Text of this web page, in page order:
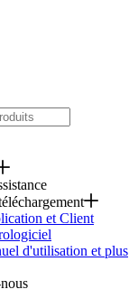
et Client
d'utilisation et plus